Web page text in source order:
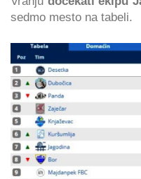
sedmo mesto na tabeli.